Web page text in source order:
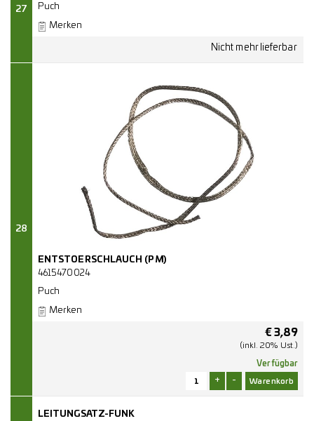
27 Puch
Merken
28
ENTSTOERSCHLAUCH (PM)
4615470024
Puch
Merken
€ 3,89
(inkl. 20% Ust.)
Verfügbar
+ -
LEITUNGSATZ-FUNK